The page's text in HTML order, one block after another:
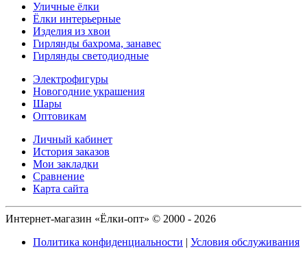
Уличные ёлки
Ёлки интерьерные
Изделия из хвои
Гирлянды бахрома, занавес
Гирлянды светодиодные
Электрофигуры
Новогодние украшения
Шары
Оптовикам
Личный кабинет
История заказов
Мои закладки
Сравнение
Карта сайта
Интернет-магазин «Ёлки-опт» © 2000 - 2026
Политика конфиденциальности | Условия обслуживания